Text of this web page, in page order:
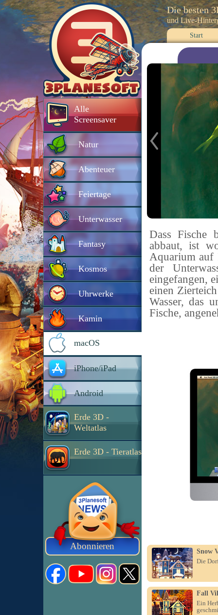
Alle
Screensaver
Natur
Abenteuer
Feiertage
Unterwasser
Fantasy
Kosmos
Uhrwerke
Kamin
macOS
iPhone/iPad
Android
Erde 3D -
Weltatlas
Erde 3D - Tieratlas
Abonnieren
Die besten
und Live-
Start
Dass Fische
abbaut, ist
Aquarium auf
der
eingefangen,
einen
Wasser, das
Fische,
Snow
Die
Fall
Ein